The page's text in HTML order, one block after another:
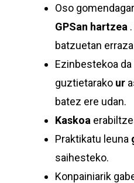
Oso
GPSan hartzea
batzuetan
Ezinbestekoa
guztietarako ur
batez ere udan.
Kaskoa
Praktikatu leuna
saihesteko.
Konpainiarik